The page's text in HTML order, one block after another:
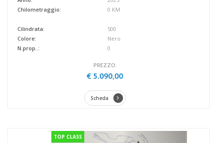
Chilometraggio:
0 KM
Cilindrata:
Colore:
N.prop..:
500
Nero
0
PREZZO:
€ 5.090,00
Scheda
TOP CLASS